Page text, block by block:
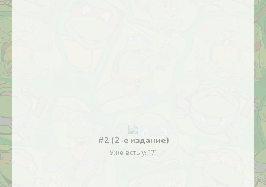
#2 (2-е издание)
Уже есть у: 171